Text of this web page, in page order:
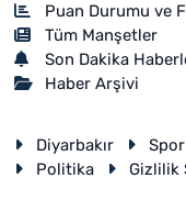
Puan Durumu ve
Tüm Manşetler
Son Dakika
Haber Arşivi
Diyarbakır Spor
Politika
Gizlilik